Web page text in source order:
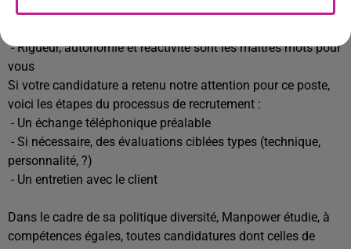
- Vous avez une excellente capacité d'analyse et de
- Rigueur, autonomie et réactivité sont les maîtres mots pour
vous
Si votre candidature a retenu notre attention pour ce poste,
voici les étapes du processus de recrutement :
- Un échange téléphonique préalable
- Si nécessaire, des évaluations ciblées types (technique,
personnalité, ?)
- Un entretien avec le client
Dans le cadre de sa politique diversité, Manpower étudie, à
compétences égales, toutes candidatures dont celles de